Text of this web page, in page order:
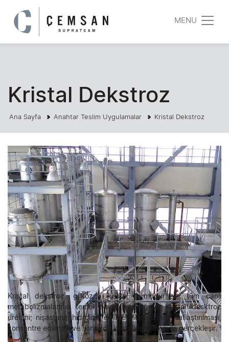
MENU
Kristal Dekstroz
Ana Sayfa Anahtar Teslim Uygulamalar Kristal Dekstroz
Kristal dekstroz, glikozun kristal formudur ve tüm canlı
metabolizmalarının temel enerji kaynağıdır. Kristal desktroz
üretimi; nişastanın hidrolize edilmesinden sonra, saflaştırılması,
konsantre edilmesi ve sonra da kristalleştirilmesi ile gerçekleşir.